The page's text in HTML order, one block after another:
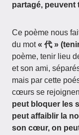
partagé, peuvent
Ce poème nous
du mot« 代 »
poème, tenir lieu
et son ami,
mais par cette
cœurs se
peut bloquer les
peut affaiblir la
son cœur, on